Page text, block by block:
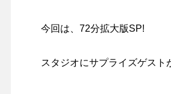
今回は、72分拡大版SP!
スタジオにサプライズゲスト